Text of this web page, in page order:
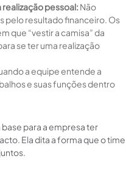
pessoal: Não
pelo resultado financeiro. Os
que “vestir a camisa” da
se ter uma realização
a equipe entende a
e suas funções dentro
para a empresa ter
Ela dita a forma que o time